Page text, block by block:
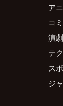
ア
コ
演
テ
ス
ジ